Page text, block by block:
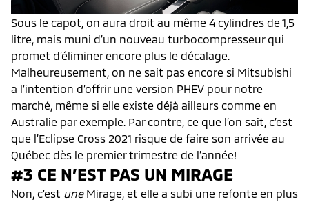
Sous le capot, on aura droit au même 4 cylindres de 1,5
litre, mais muni d’un nouveau turbocompresseur qui
promet d’éliminer encore plus le décalage.
Malheureusement, on ne sait pas encore si Mitsubishi
a l’intention d’offrir une version PHEV pour notre
marché, même si elle existe déjà ailleurs comme en
Australie par exemple. Par contre, ce que l’on sait, c’est
que l’Eclipse Cross 2021 risque de faire son arrivée au
Québec dès le premier trimestre de l’année!
#3 CE N’EST PAS UN MIRAGE
Non, c’est uneMirage, et elle a subi une refonte en plus